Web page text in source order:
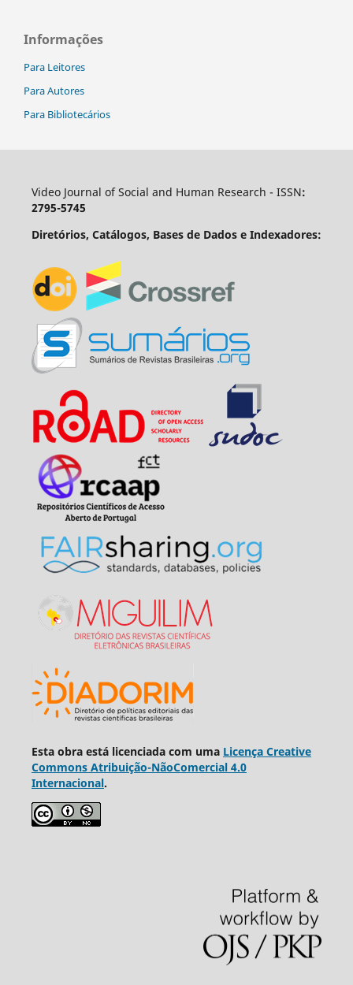
Informações
Para Leitores
Para Autores
Para Bibliotecários
Video Journal of Social and Human Research - ISSN:
2795-5745
Diretórios, Catálogos, Bases de Dados e Indexadores:
Esta obra está licenciada com uma Licença Creative
Commons Atribuição-NãoComercial 4.0
Internacional.